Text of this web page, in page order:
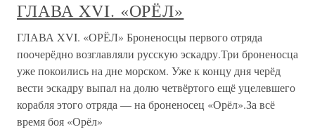
ГЛАВА XVI. «ОРЁЛ»
ГЛАВА XVI. «ОРЁЛ» Броненосцы первого отряда
поочерёдно возглавляли русскую эскадру.Три броненосца
уже покоились на дне морском. Уже к концу дня черёд
вести эскадру выпал на долю четвёртого ещё уцелевшего
корабля этого отряда — на броненосец «Орёл».За всё
время боя «Орёл»